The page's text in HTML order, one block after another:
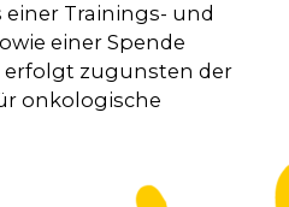
einer Trainings- und
einer Spende
erfolgt zugunsten der
onkologische